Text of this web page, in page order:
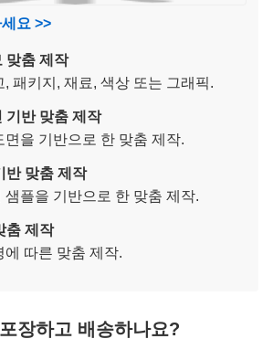
요 >>
맞춤 제작
, 패키지, 재료, 색상 또는 그래픽.
기반 맞춤 제작
면을 기반으로 한 맞춤 제작.
반 맞춤 제작
샘플을 기반으로 한 맞춤 제작.
춤 제작
에 따른 맞춤 제작.
장하고 배송하나요?